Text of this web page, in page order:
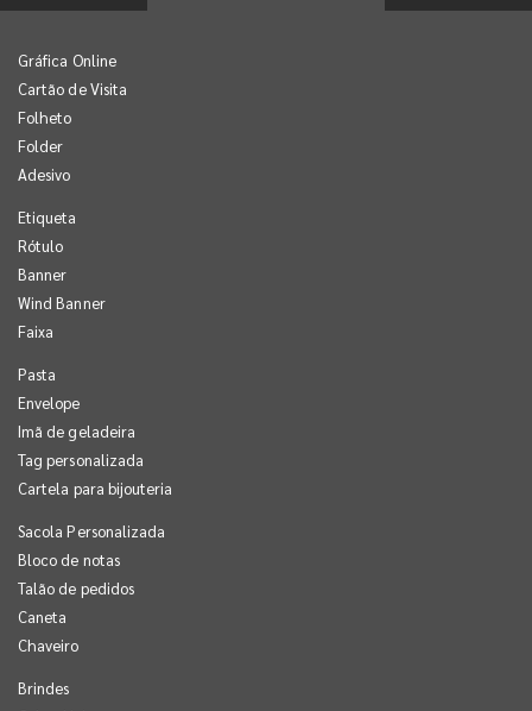
Gráfica Online
Cartão de Visita
Folheto
Folder
Adesivo
Etiqueta
Rótulo
Banner
Wind Banner
Faixa
Pasta
Envelope
Imã de geladeira
Tag personalizada
Cartela para bijouteria
Sacola Personalizada
Bloco de notas
Talão de pedidos
Caneta
Chaveiro
Brindes